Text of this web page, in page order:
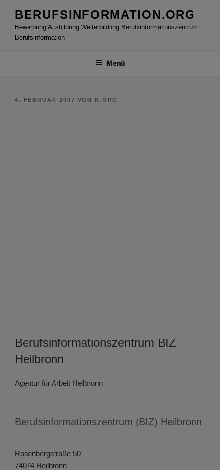
Inhalt
springen
BERUFSINFORMATION.ORG
Bewerbung Ausbildung Weiterbildung Berufsinformationszentrum
Berufsinformation
Menü
VERÖFFENTLICHT
4. FEBRUAR 2007 VON N.ORG
Berufsinformationszentrum BIZ
Heilbronn
Agentur für Arbeit Heilbronn
Berufsinformationszentrum (BIZ) Heilbronn
Rosenbergstraße 50
74074 Heilbronn